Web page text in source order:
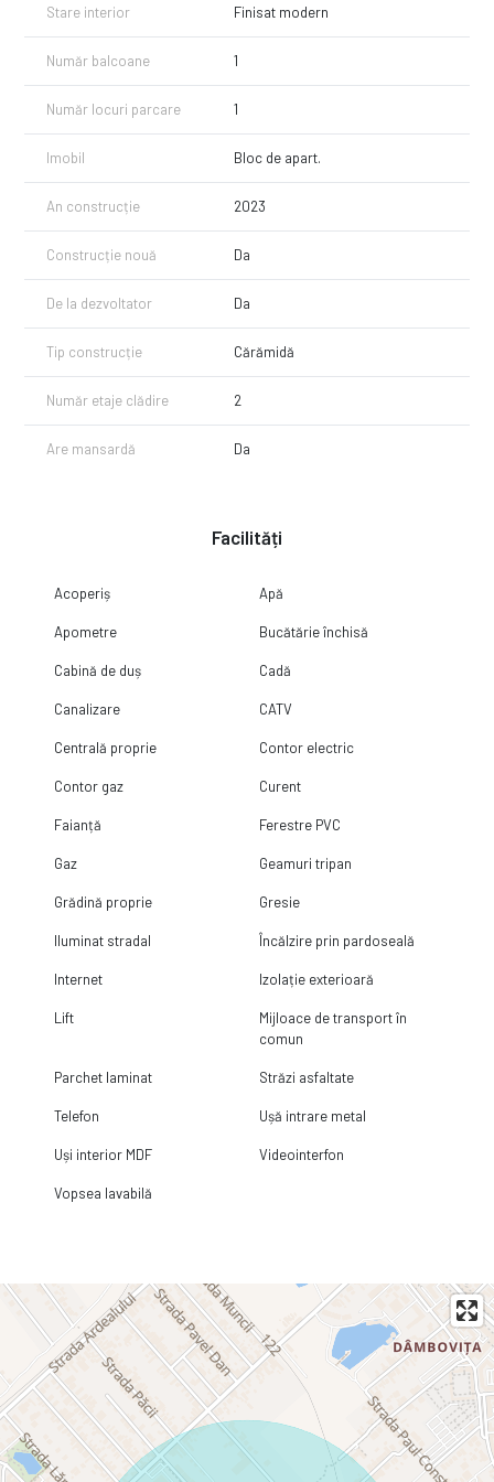
Stare interior Finisat modern
Număr balcoane 1
Număr locuri parcare 1
Imobil Bloc de apart.
An construcție 2023
Construcție nouă Da
De la dezvoltator Da
Tip construcție Cărămidă
Număr etaje clădire 2
Are mansardă Da
Facilități
Acoperiș Apă
Apometre Bucătărie închisă
Cabină de duș Cadă
Canalizare CATV
Centrală proprie Contor electric
Contor gaz Curent
Faianță Ferestre PVC
Gaz Geamuri tripan
Grădină proprie Gresie
Iluminat stradal Încălzire prin pardoseală
Internet Izolație exterioară
Lift
Mijloace de transport în
comun
Parchet laminat Străzi asfaltate
Telefon Ușă intrare metal
Uși interior MDF Videointerfon
Vopsea lavabilă